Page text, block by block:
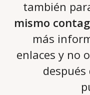
también
mismo
más
enlaces y no